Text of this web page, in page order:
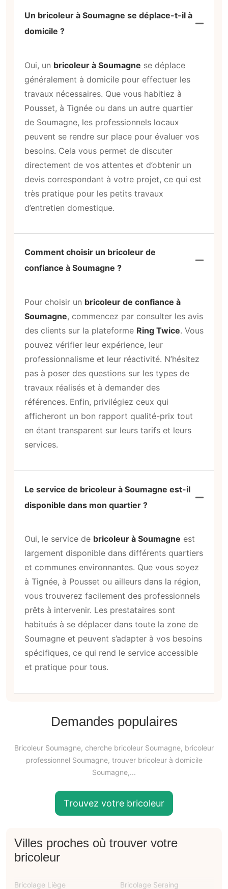
Un bricoleur à Soumagne se déplace-t-il à
domicile ?
Oui, un bricoleur à Soumagne se déplace
généralement à domicile pour effectuer les
travaux nécessaires. Que vous habitiez à
Pousset, à Tignée ou dans un autre quartier
de Soumagne, les professionnels locaux
peuvent se rendre sur place pour évaluer vos
besoins. Cela vous permet de discuter
directement de vos attentes et d’obtenir un
devis correspondant à votre projet, ce qui est
très pratique pour les petits travaux
d’entretien domestique.
Comment choisir un bricoleur de
confiance à Soumagne ?
Pour choisir un bricoleur de confiance à
Soumagne, commencez par consulter les avis
des clients sur la plateforme Ring Twice. Vous
pouvez vérifier leur expérience, leur
professionnalisme et leur réactivité. N’hésitez
pas à poser des questions sur les types de
travaux réalisés et à demander des
références. Enfin, privilégiez ceux qui
afficheront un bon rapport qualité-prix tout
en étant transparent sur leurs tarifs et leurs
services.
Le service de bricoleur à Soumagne est-il
disponible dans mon quartier ?
Oui, le service de bricoleur à Soumagne est
largement disponible dans différents quartiers
et communes environnantes. Que vous soyez
à Tignée, à Pousset ou ailleurs dans la région,
vous trouverez facilement des professionnels
prêts à intervenir. Les prestataires sont
habitués à se déplacer dans toute la zone de
Soumagne et peuvent s’adapter à vos besoins
spécifiques, ce qui rend le service accessible
et pratique pour tous.
Demandes populaires
Bricoleur Soumagne, cherche bricoleur Soumagne, bricoleur
professionnel Soumagne, trouver bricoleur à domicile
Soumagne,...
Trouvez votre bricoleur
Villes proches où trouver votre
bricoleur
Bricolage Liège
Bricolage Seraing